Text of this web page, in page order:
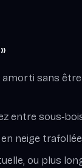
amorti sans
entre
neige
ou plus